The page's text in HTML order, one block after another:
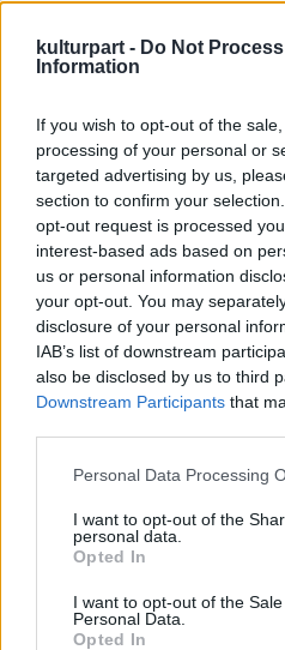
kulturpart - Do Not
Information
If you wish to opt-out of the
processing of your personal or
targeted advertising by us,
section to confirm your
opt-out request is processed
interest-based ads based on
us or personal information
your opt-out. You may
disclosure of your personal
IAB’s list of downstream
also be disclosed by us to third
Downstream Participants that
Please note that this website/
not limited to your visit or usage
grant or deny consent to
use your data for below
consent section.
Personal Data Processing
I want to opt-out of the
personal data.
Opted In
I want to opt-out of the
Personal Data.
Opted In
A Modern Rome -
kép az utolsó, amelyet
művész ekkoriban volt
A 170 éves festmény
alkalommal került
patinás aukciósház
fontos leütési árat
Turner eddigi
Giudecca, La Donna
volt, ez 2006-ban
forintnak megfelelő
Anglia Festészet